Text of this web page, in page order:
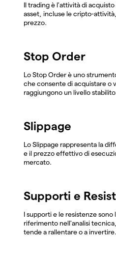
Il trading è l'attività di
asset, incluse le cripto-
prezzo.
Stop Order
Lo Stop Order è uno
che consente di acquistare o
raggiungono un livello
Slippage
Lo Slippage rappresenta la
e il prezzo effettivo di
mercato.
Supporti e
I supporti e le resistenze sono
riferimento nell'analisi
tende a rallentare o a invertire.